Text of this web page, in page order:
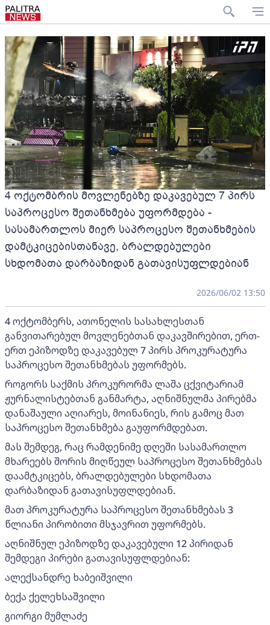
4 ოქტომბრის მოვლენებზე დაკავებულ 7 პირს
საპროცესო შეთანხმება უფორმდება -
სასამართლოს მიერ საპროცესო შეთანხმების
დამტკიცებისთანავე, ბრალდებულები
სხდომათა დარბაზიდან გათავისუფლდებიან
2026/06/02 13:50
4 ოქტომბერს, ათონელის სასახლესთან
განვითარებულ მოვლენებთან დაკავშირებით, ერთ-
ერთ ეპიზოდზე დაკავებულ 7 პირს პროკურატურა
საპროცესო შეთანხმებას უფორმებს.
როგორს საქმის პროკურორმა ლაშა ცქვიტარიამ
ჟურნალისტებთან განმარტა, აღნიშნულმა პირებმა
დანაშაული აღიარეს, მოინანიეს, რის გამოც მათ
საპროცესო შეთანხმება გაუფორმდებათ.
მას შემდეგ, რაც რამდენიმე დღეში სასამართლო
მხარეებს შორის მიღწეულ საპროცესო შეთანხმებას
დაამტკიცებს, ბრალდებულები სხდომათა
დარბაზიდან გათავისუფლდებიან.
მათ პროკურატურა საპროცესო შეთანხმებას 3
წლიანი პირობითი მსჯავრით უფორმებს.
აღნიშნულ ეპიზოდზე დაკავებული 12 პირიდან
შემდეგი პირები გათავისუფლდებიან:
ალექსანდრე ხაბეიშვილი
ბექა ქელეხსაშვილი
გიორგი მუმლაძე